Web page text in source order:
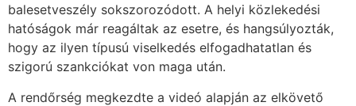
balesetveszély sokszorozódott. A helyi közlekedési
hatóságok már reagáltak az esetre, és hangsúlyozták,
hogy az ilyen típusú viselkedés elfogadhatatlan és
szigorú szankciókat von maga után.
A rendőrség megkezdte a videó alapján az elkövető